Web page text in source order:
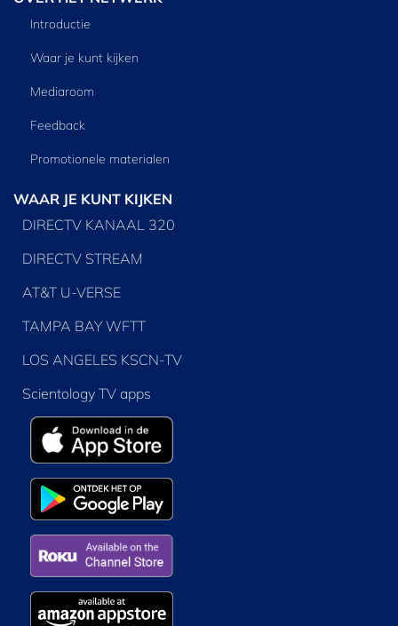
Introductie
Waar je kunt kijken
Mediaroom
Feedback
Promotionele materialen
WAAR JE KUNT KIJKEN
DIRECTV KANAAL 320
DIRECTV STREAM
AT&T U-VERSE
TAMPA BAY WFTT
LOS ANGELES KSCN-TV
Scientology TV apps